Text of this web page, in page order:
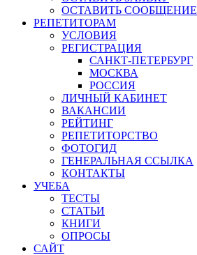
ОСТАВИТЬ СООБЩЕНИЕ
РЕПЕТИТОРАМ
УСЛОВИЯ
РЕГИСТРАЦИЯ
САНКТ-ПЕТЕРБУРГ
МОСКВА
РОССИЯ
ЛИЧНЫЙ КАБИНЕТ
ВАКАНСИИ
РЕЙТИНГ
РЕПЕТИТОРСТВО
ФОТОГИД
ГЕНЕРАЛЬНАЯ ССЫЛКА
КОНТАКТЫ
УЧЕБА
ТЕСТЫ
СТАТЬИ
КНИГИ
ОПРОСЫ
САЙТ